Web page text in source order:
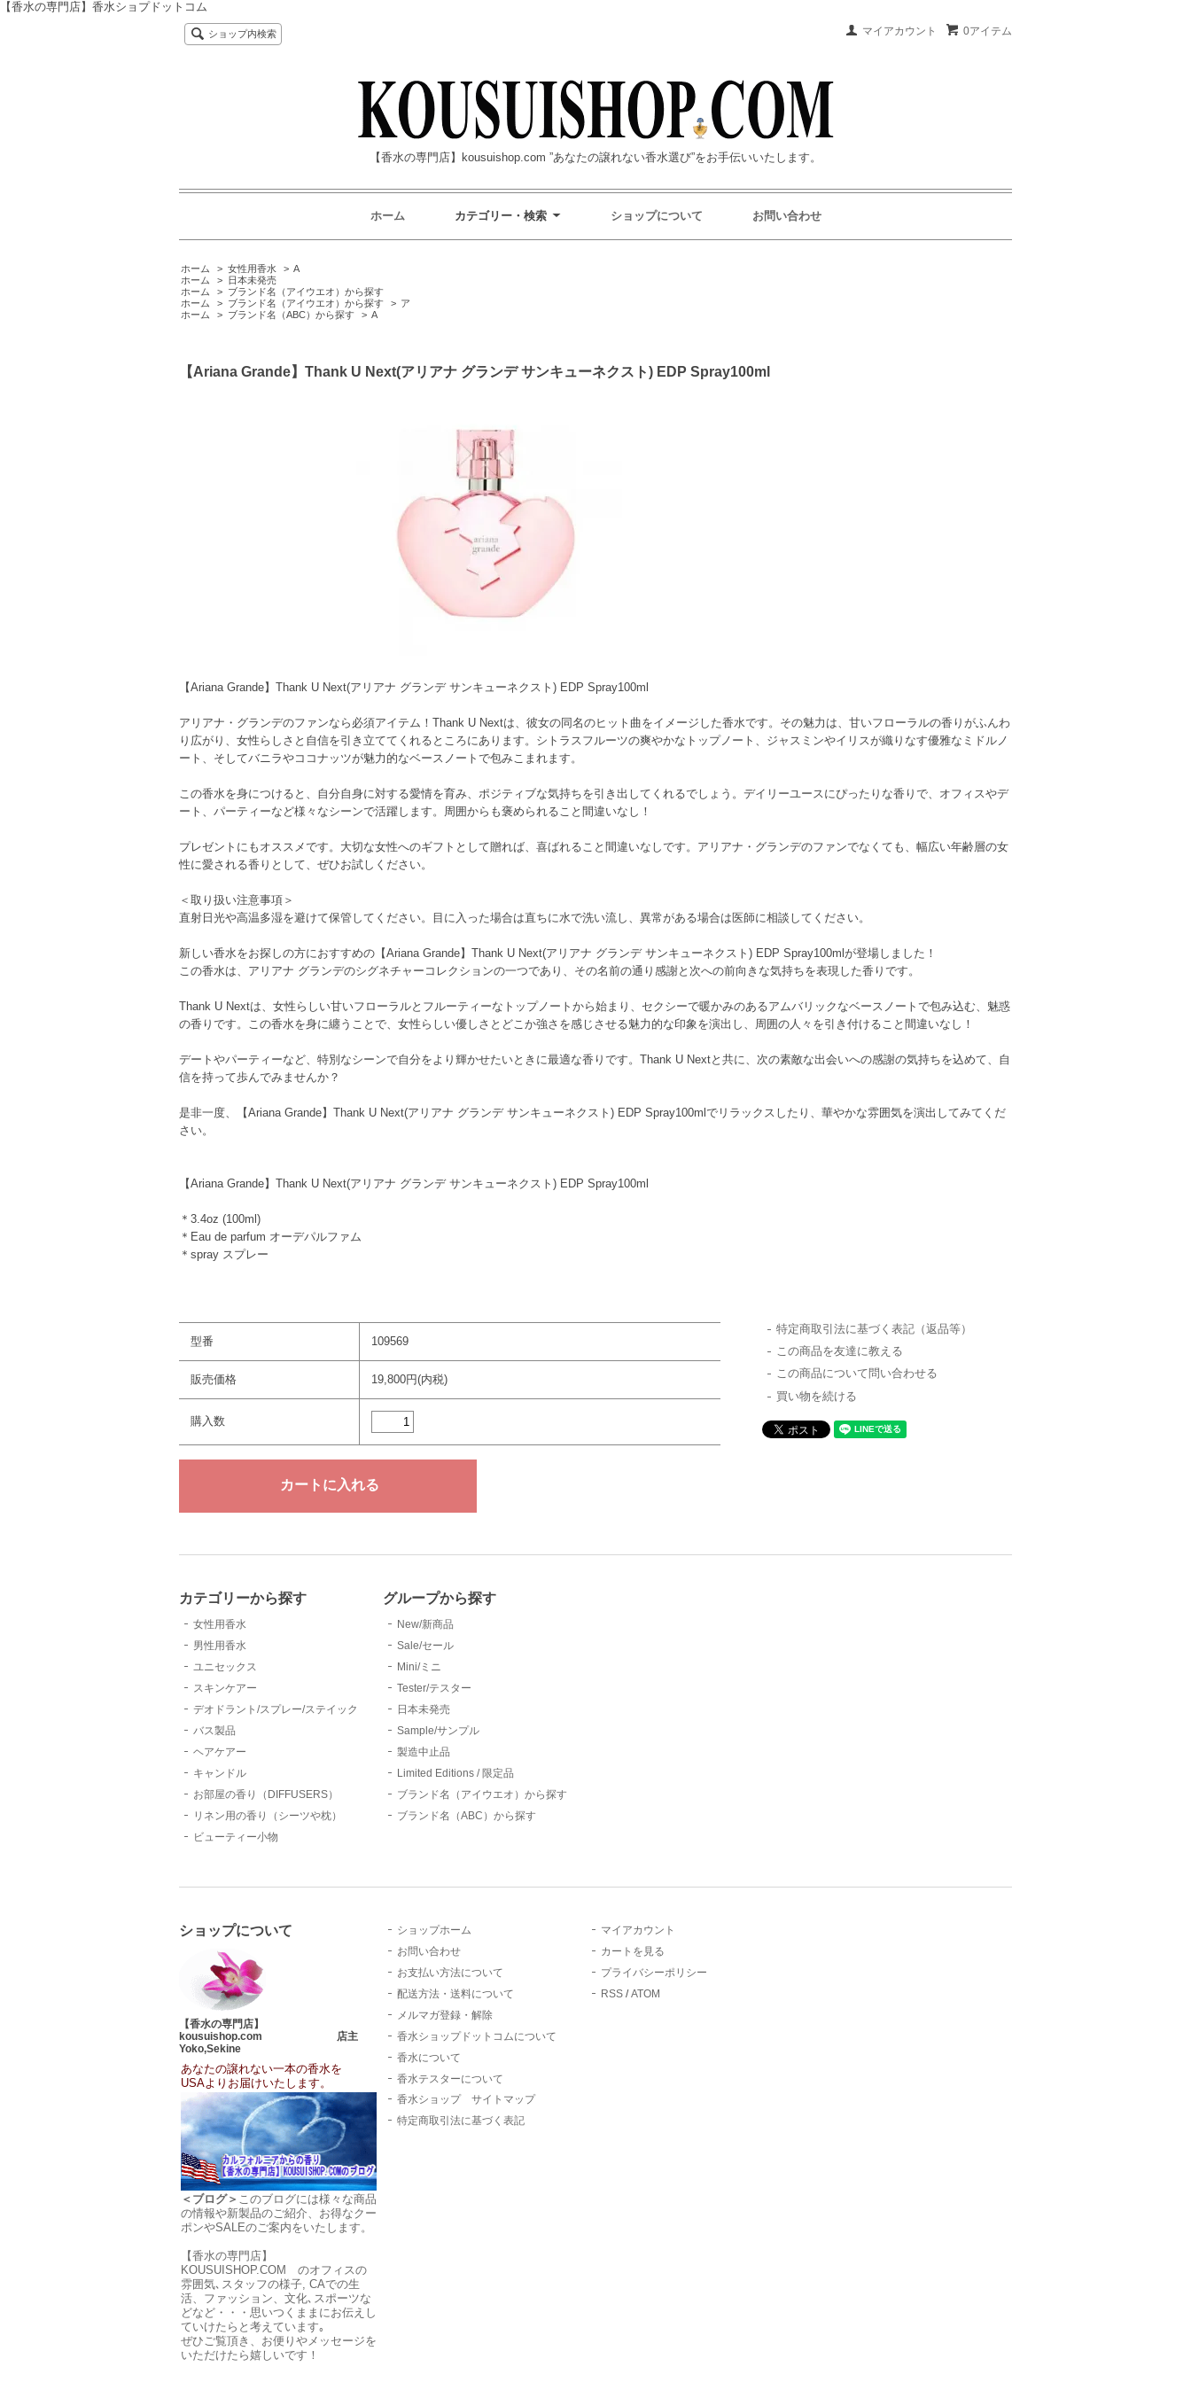
【香水の専門店】香水ショプドットコム
0アイテム
マイアカウント
ショップ内検索
【香水の専門店】kousuishop.com ”あなたの譲れない香水選び”をお手伝いいたします。
ホーム カテゴリー・検索 ショップについて お問い合わせ
ホーム > 女性用香水 > A
ホーム
> 日本未発売
ホーム
> ブランド名（アイウエオ）から探す
ホーム
> ブランド名（アイウエオ）から探す > ア
ホーム
> ブランド名（ABC）から探す > A
【Ariana Grande】Thank U Next(アリアナ グランデ サンキューネクスト) EDP Spray100ml
【Ariana Grande】Thank U Next(アリアナ グランデ サンキューネクスト) EDP Spray100ml
アリアナ・グランデのファンなら必須アイテム！Thank U Nextは、彼女の同名のヒット曲をイメージした香水です。その魅力は、甘いフローラルの香りがふんわ
り広がり、女性らしさと自信を引き立ててくれるところにあります。シトラスフルーツの爽やかなトップノート、ジャスミンやイリスが織りなす優雅なミドルノ
ート、そしてバニラやココナッツが魅力的なベースノートで包みこまれます。
この香水を身につけると、自分自身に対する愛情を育み、ポジティブな気持ちを引き出してくれるでしょう。デイリーユースにぴったりな香りで、オフィスやデ
ート、パーティーなど様々なシーンで活躍します。周囲からも褒められること間違いなし！
プレゼントにもオススメです。大切な女性へのギフトとして贈れば、喜ばれること間違いなしです。アリアナ・グランデのファンでなくても、幅広い年齢層の女
性に愛される香りとして、ぜひお試しください。
＜取り扱い注意事項＞
直射日光や高温多湿を避けて保管してください。目に入った場合は直ちに水で洗い流し、異常がある場合は医師に相談してください。
新しい香水をお探しの方におすすめの【Ariana Grande】Thank U Next(アリアナ グランデ サンキューネクスト) EDP Spray100mlが登場しました！
この香水は、アリアナ グランデのシグネチャーコレクションの一つであり、その名前の通り感謝と次への前向きな気持ちを表現した香りです。
Thank U Nextは、女性らしい甘いフローラルとフルーティーなトップノートから始まり、セクシーで暖かみのあるアムバリックなベースノートで包み込む、魅惑
の香りです。この香水を身に纏うことで、女性らしい優しさとどこか強さを感じさせる魅力的な印象を演出し、周囲の人々を引き付けること間違いなし！
デートやパーティーなど、特別なシーンで自分をより輝かせたいときに最適な香りです。Thank U Nextと共に、次の素敵な出会いへの感謝の気持ちを込めて、自
信を持って歩んでみませんか？
是非一度、【Ariana Grande】Thank U Next(アリアナ グランデ サンキューネクスト) EDP Spray100mlでリラックスしたり、華やかな雰囲気を演出してみてくだ
さい。
【Ariana Grande】Thank U Next(アリアナ グランデ サンキューネクスト) EDP Spray100ml
＊3.4oz (100ml)
＊Eau de parfum オーデパルファム
＊spray スプレー
型番 109569
販売価格 19,800円(内税)
購入数
特定商取引法に基づく表記（返品等）
この商品を友達に教える
この商品について問い合わせる
買い物を続ける
カテゴリーから探す
女性用香水
男性用香水
ユニセックス
スキンケアー
デオドラント/スプレー/ステイック
バス製品
ヘアケアー
キャンドル
お部屋の香り（DIFFUSERS）
リネン用の香り（シーツや枕）
ビューティー小物
グループから探す
New/新商品
Sale/セール
Mini/ミニ
Tester/テスター
日本未発売
Sample/サンプル
製造中止品
Limited Editions / 限定品
ブランド名（アイウエオ）から探す
ブランド名（ABC）から探す
ショップについて
【香水の専門店】
kousuishop.com 店主
Yoko,Sekine
あなたの譲れない一本の香水を
USAよりお届けいたします。
＜ブログ＞ このブログには様々な商品
の情報や新製品のご紹介、お得なクー
ポンやSALEのご案内をいたします。
【香水の専門店】
KOUSUISHOP.COM のオフィスの
雰囲気､スタッフの様子, CAでの生
活、ファッション、文化､スポーツな
どなど・・・思いつくままにお伝えし
ていけたらと考えています｡
ぜひご覧頂き、お便りやメッセージを
いただけたら嬉しいです！
ショップホーム
お問い合わせ
お支払い方法について
配送方法・送料について
メルマガ登録・解除
香水ショップドットコムについて
香水について
香水テスターについて
香水ショップ サイトマップ
特定商取引法に基づく表記
マイアカウント
カートを見る
プライバシーポリシー
RSS /ATOM